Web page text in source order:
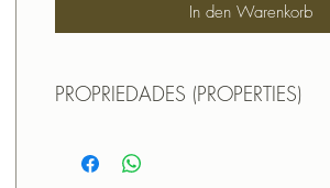
In den Warenkorb
PROPRIEDADES (PROPERTIES)
TAMANHO (SIZE) : 9,66 cm x 8,48 cm